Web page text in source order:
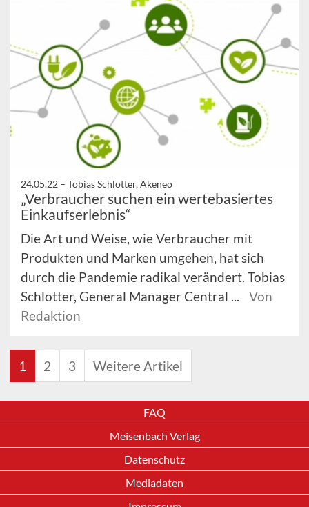
24.05.22 – Tobias Schlotter, Akeneo
„Verbraucher suchen ein wertebasiertes
Einkaufserlebnis“
Die Art und Weise, wie Verbraucher mit
Produkten und Marken umgehen, hat sich
durch die Pandemie radikal verändert. Tobias
Schlotter, General Manager Central ...
Von
Redaktion
1 2 3 Weitere Artikel
FAQ
Meisenbach Verlag
Datenschutz
Mediadaten